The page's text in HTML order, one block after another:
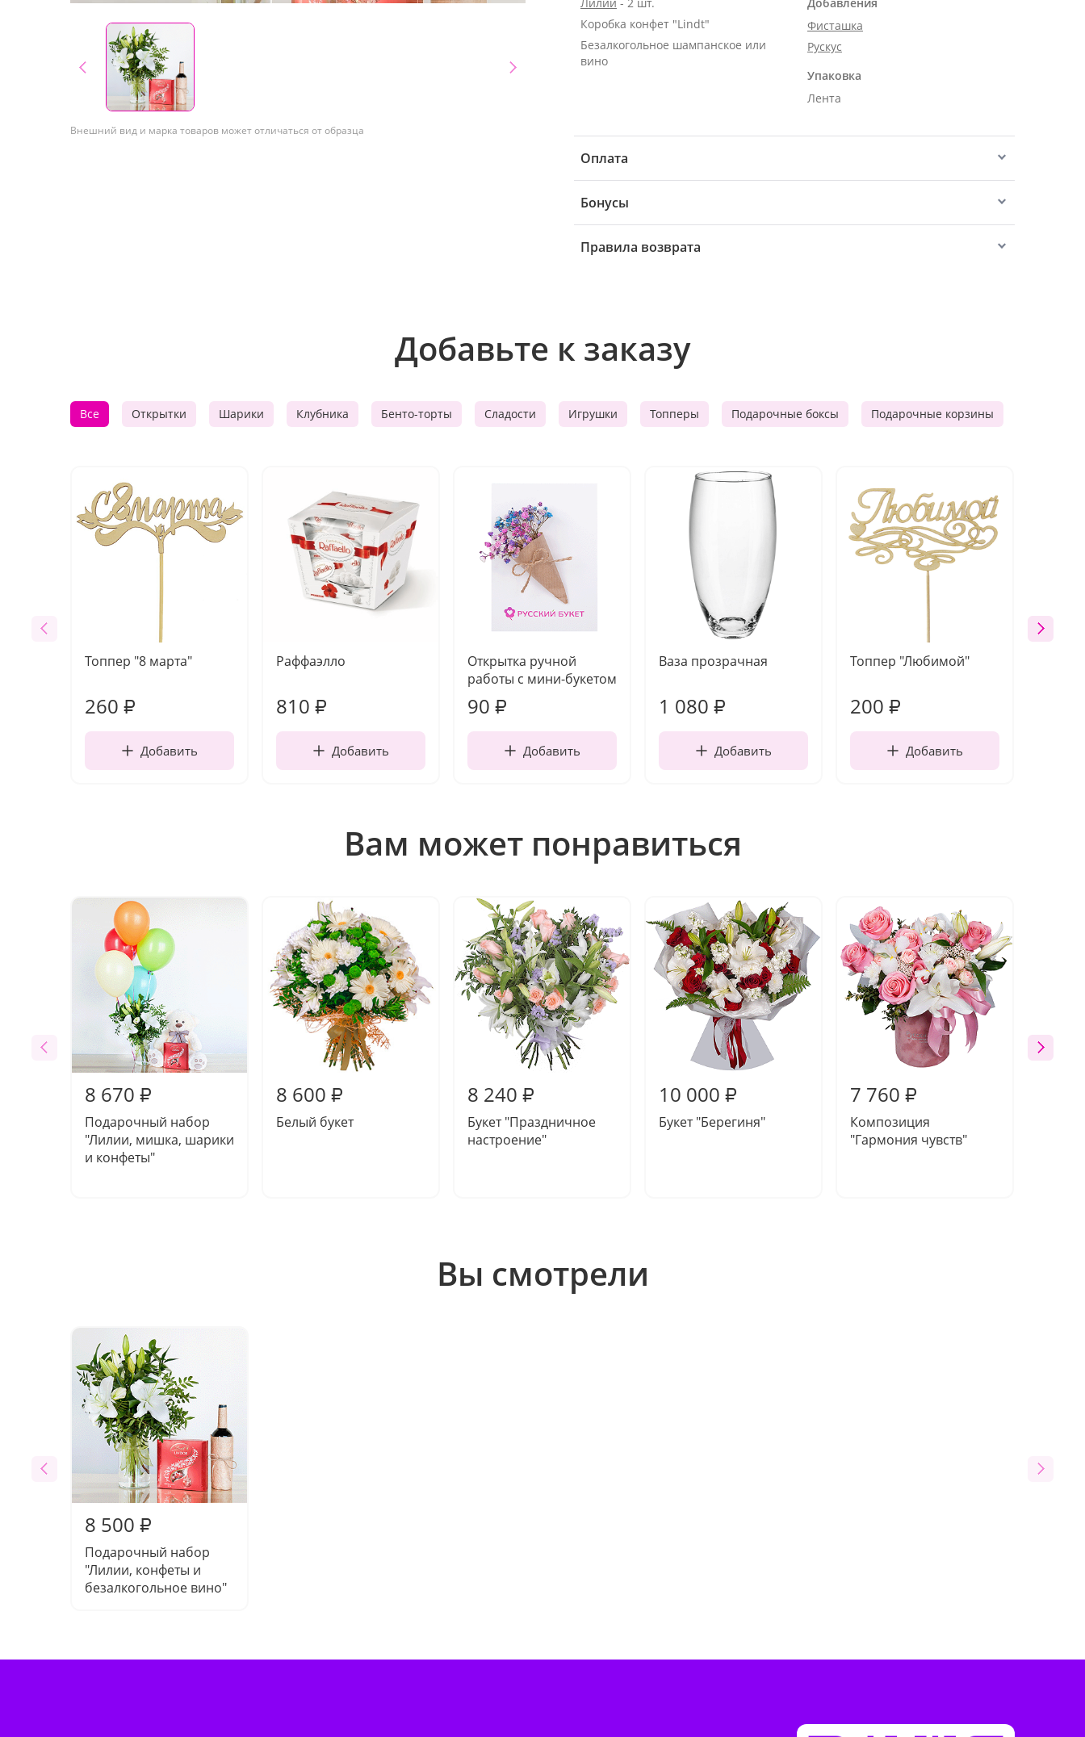
Внешний вид и марка товаров может отличаться от образца
Коробка конфет "Lindt"
Безалкогольное шампанское или
вино
Фисташка
Рускус
Упаковка
Лента
Оплата
Бонусы
Правила возврата
Добавьте к заказу
Все Открытки Шарики Клубника Бенто-торты Сладости Игрушки Топперы Подарочные боксы Подарочные корзины
Топпер "8 марта"
260 ₽
Добавить
Раффаэлло
810 ₽
Добавить
Открытка ручной
работы с мини-букетом
90 ₽
Добавить
Ваза прозрачная
1 080 ₽
Добавить
Топпер "Любимой"
200 ₽
Добавить
Вам может понравиться
8 670 ₽
Подарочный набор
"Лилии, мишка, шарики
и конфеты"
8 600 ₽
Белый букет
8 240 ₽
Букет "Праздничное
настроение"
10 000 ₽
Букет "Берегиня"
7 760 ₽
Композиция
"Гармония чувств"
Вы смотрели
8 500 ₽
Подарочный набор
"Лилии, конфеты и
безалкогольное вино"